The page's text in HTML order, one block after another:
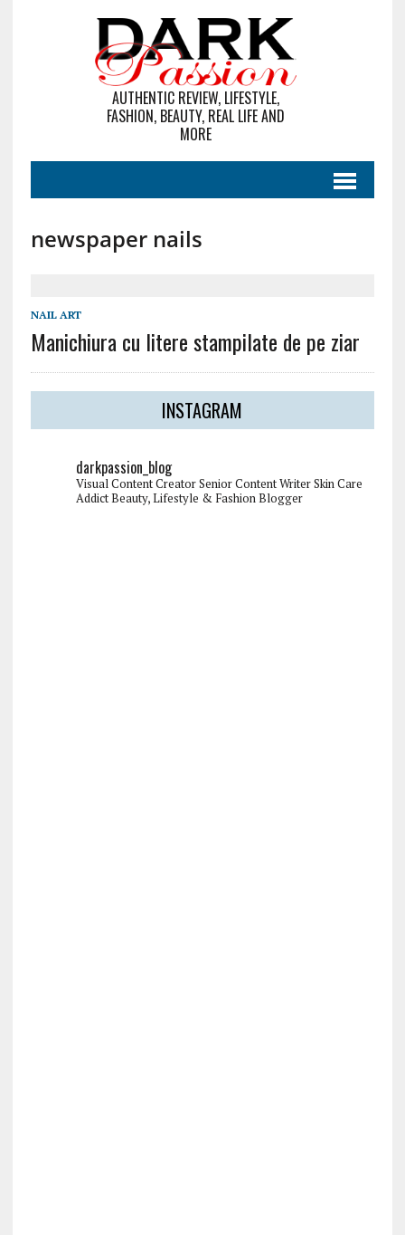
AUTHENTIC REVIEW, LIFESTYLE,
FASHION, BEAUTY, REAL LIFE AND
MORE
newspaper nails
NAIL ART
Manichiura cu litere stampilate de pe ziar
INSTAGRAM
darkpassion_blog
Visual Content CreatorSenior Content WriterSkin Care
AddictBeauty, Lifestyle & Fashion Blogger